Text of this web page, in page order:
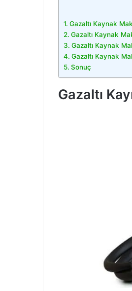
Gazaltı Kaynak
Gazaltı Kaynak
Gazaltı Kaynak
Gazaltı Kaynak
Sonuç
Gazaltı